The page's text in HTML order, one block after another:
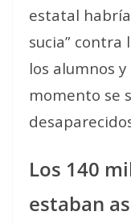
estatal
sucia” contra
los alumnos
momento se
Los 140
estaban